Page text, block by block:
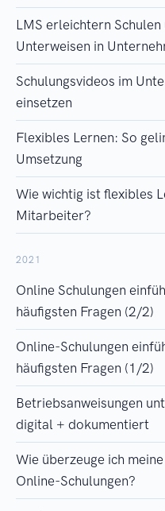
LMS erleichtern Schulen
Unterweisen in
Schulungsvideos im
einsetzen
Flexibles Lernen: So
Umsetzung
Wie wichtig ist flexibles
Mitarbeiter?
2021
Online Schulungen
häufigsten Fragen (2/2)
Online-Schulungen
häufigsten Fragen (1/2)
Betriebsanweisungen
digital + dokumentiert
Wie überzeuge ich
Online-Schulungen?